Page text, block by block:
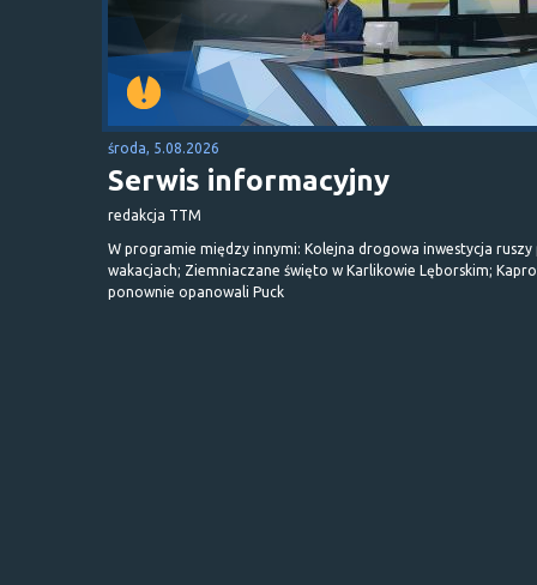
środa, 5.08.2026
Serwis informacyjny
redakcja TTM
W programie między innymi: Kolejna drogowa inwestycja ruszy
wakacjach; Ziemniaczane święto w Karlikowie Lęborskim;
ponownie opanowali Puck